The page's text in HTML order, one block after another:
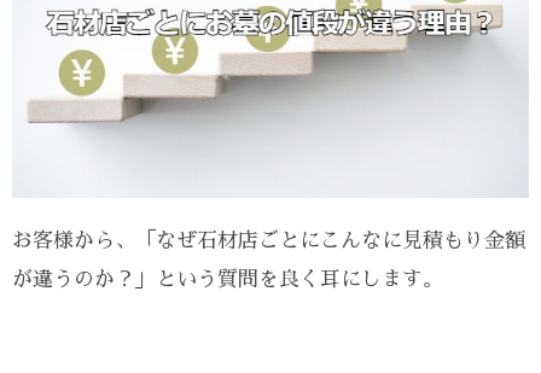
お客様から、「なぜ石材店ごとにこんなに見積もり金額
が違うのか？」という質問を良く耳にします。